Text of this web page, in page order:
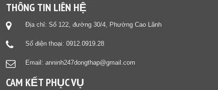
THÔNG TIN LIÊN HỆ
Địa chỉ: Số 122, đường 30/4, Phường Cao Lãnh
Số điện thoại: 0912.0919.28
Email: anninh247dongthap@gmail.com
CAM KẾT PHỤC VỤ